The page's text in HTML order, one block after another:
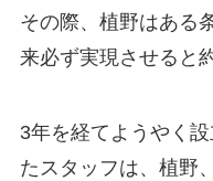
その際、植野はある
来必ず実現させると
3年を経てようやく
たスタッフは、植野